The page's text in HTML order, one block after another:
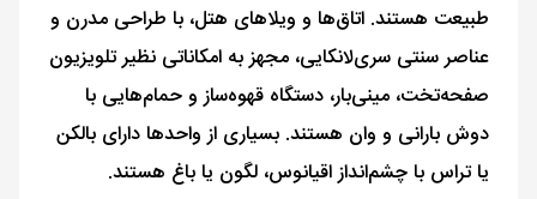
طبیعت هستند. اتاق‌ها و ویلاهای هتل، با طراحی مدرن و
عناصر سنتی سری‌لانکایی، مجهز به امکاناتی نظیر تلویزیون
صفحه‌تخت، مینی‌بار، دستگاه قهوه‌ساز و حمام‌هایی با
دوش بارانی و وان هستند. بسیاری از واحدها دارای بالکن
یا تراس با چشم‌انداز اقیانوس، لگون یا باغ هستند.